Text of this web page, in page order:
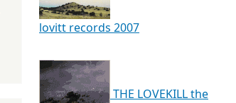
lovitt records 2007
THE LOVEKILL the